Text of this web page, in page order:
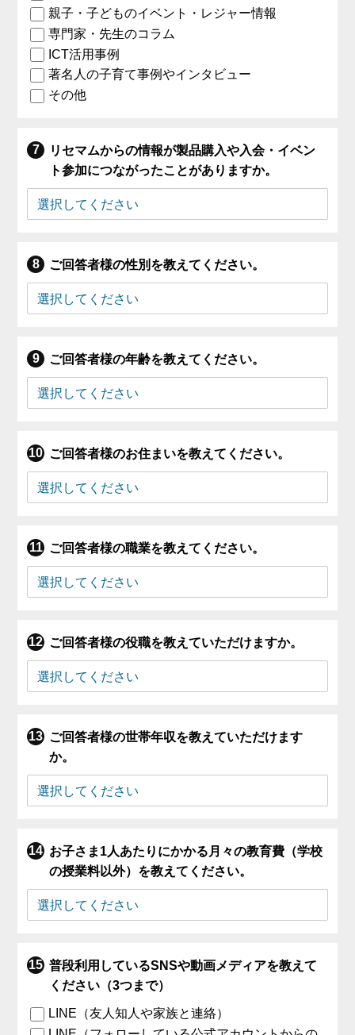
親子・子どものイベント・レジャー情報
専門家・先生のコラム
ICT活用事例
著名人の子育て事例やインタビュー
その他
リセマムからの情報が製品購入や入会・イベン
ト参加につながったことがありますか。
ご回答者様の性別を教えてください。
ご回答者様の年齢を教えてください。
ご回答者様のお住まいを教えてください。
ご回答者様の職業を教えてください。
ご回答者様の役職を教えていただけますか。
ご回答者様の世帯年収を教えていただけます
か。
お子さま1人あたりにかかる月々の教育費（学校
の授業料以外）を教えてください。
普段利用しているSNSや動画メディアを教えて
ください（3つまで）
LINE（友人知人や家族と連絡）